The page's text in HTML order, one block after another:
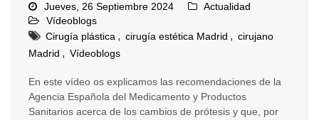
Jueves, 26 Septiembre 2024
Actualidad
Vídeoblogs
Cirugía plástica , cirugía estética Madrid , cirujano
Madrid , Vídeoblogs
En este vídeo os explicamos las recomendaciones de la
Agencia Española del Medicamento y Productos
Sanitarios acerca de los cambios de prótesis y que, por